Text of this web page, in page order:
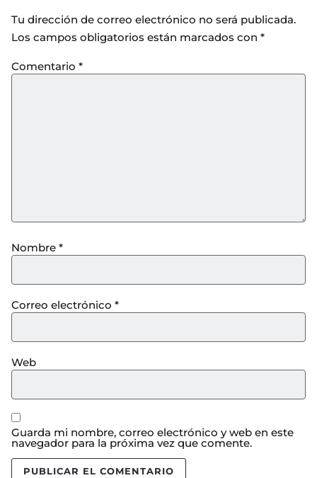
Tu dirección de correo electrónico no será publicada.
Los campos obligatorios están marcados con *
Comentario *
Nombre *
Correo electrónico *
Web
Guarda mi nombre, correo electrónico y web en este
navegador para la próxima vez que comente.